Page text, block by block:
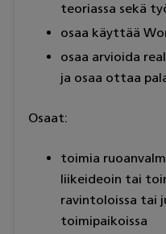
teoriassa sekä
osaa käyttää
osaa arvioida
ja osaa ottaa
Osaat:
toimia
liikeideoin tai
ravintoloissa tai
toimipaikoissa